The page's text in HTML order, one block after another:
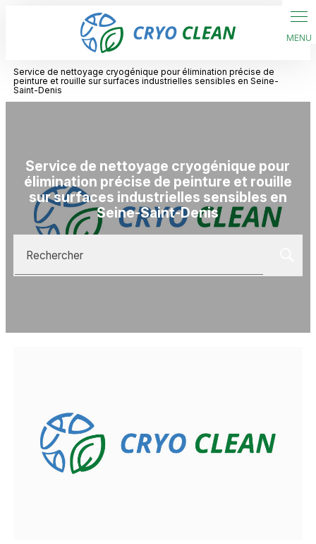
Service de nettoyage cryogénique pour élimination précise de
peinture et rouille sur surfaces industrielles sensibles en Seine-
Saint-Denis
Service de nettoyage cryogénique pour
élimination précise de peinture et rouille
sur surfaces industrielles sensibles en
Seine-Saint-Denis
Rechercher